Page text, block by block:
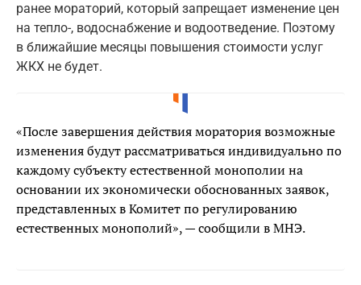
ранее мораторий, который запрещает изменение цен
на тепло-, водоснабжение и водоотведение. Поэтому
в ближайшие месяцы повышения стоимости услуг
ЖКХ не будет.
«После завершения действия моратория возможные
изменения будут рассматриваться индивидуально по
каждому субъекту естественной монополии на
основании их экономически обоснованных заявок,
представленных в Комитет по регулированию
естественных монополий», — сообщили в МНЭ.